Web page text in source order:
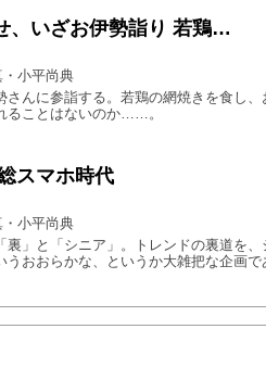
、いざお伊勢詣り 若鶏…
小平尚典
んに参詣する。若鶏の網焼きを食し、
ることはないのか……。
スマホ時代
小平尚典
」と「シニア」。トレンドの裏道を、
おおらかな、というか大雑把な企画で